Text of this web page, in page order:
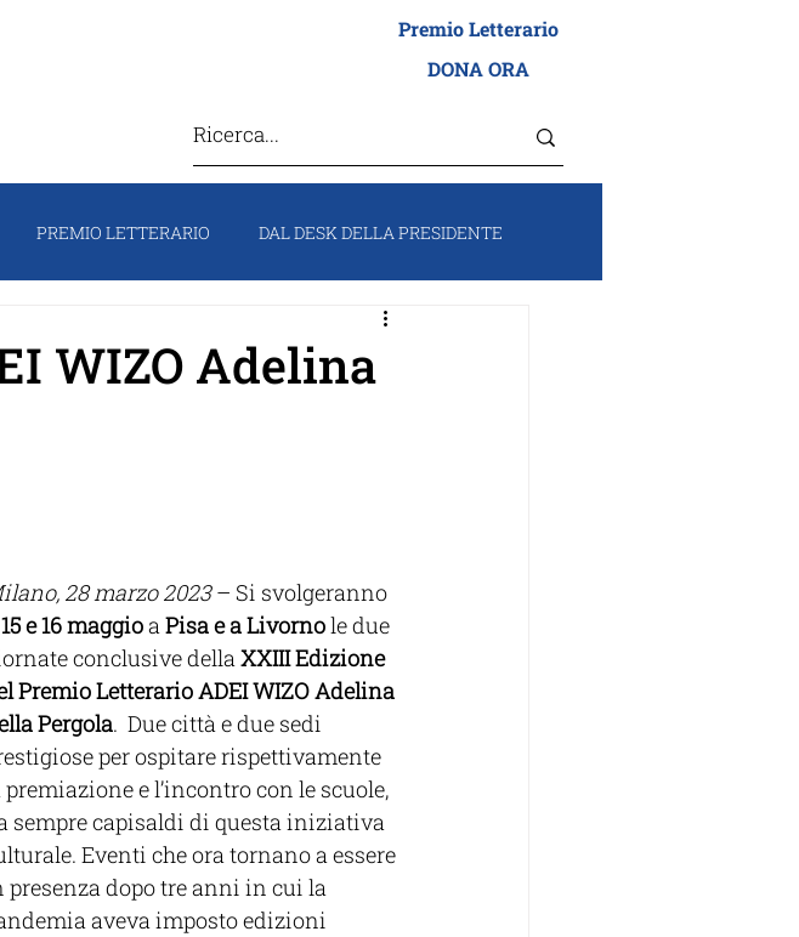
Premio Letterario
DONA ORA
PREMIO LETTERARIO DAL DESK DELLA PRESIDENTE
VOCI DA ISRAELE
WIZO Adelina
28 marzo 2023 – Si svolgeranno
15 e 16 maggio a Pisa e a Livorno le due
conclusive della XXIII Edizione
Premio Letterario ADEI WIZO Adelina
Pergola.  Due città e due sedi
per ospitare rispettivamente
premiazione e l’incontro con le scuole,
sempre capisaldi di questa iniziativa
Eventi che ora tornano a essere
presenza dopo tre anni in cui la
aveva imposto edizioni